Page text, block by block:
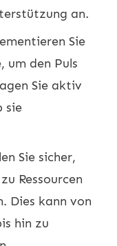
an.
Sie
um den Puls
Sie aktiv
sie
Sie sicher,
Ressourcen
Dies kann von
hin zu